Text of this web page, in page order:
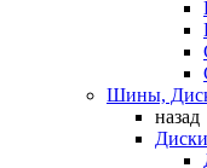
Шины,
назад
Диски